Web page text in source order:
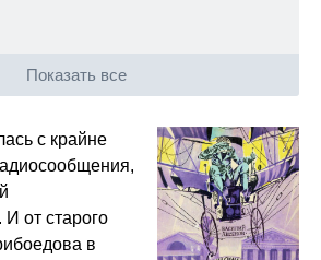
Показать все
с крайне
от старого
в